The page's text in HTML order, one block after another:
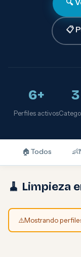
🔍
📋
6+
Perfiles activos
3
🏠 Todos 👶
🧹 Limpieza
⚠️Mostrando